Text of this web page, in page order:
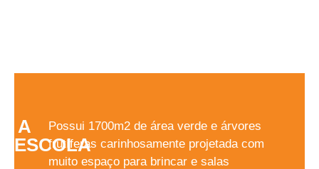
A
ESCOLA
Possui 1700m2 de área verde e árvores
frutíferas carinhosamente projetada com
muito espaço para brincar e salas